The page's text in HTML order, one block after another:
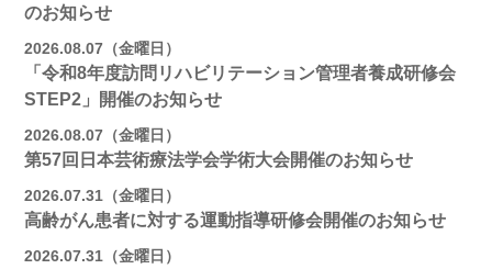
のお知らせ
2026.08.07（金曜日）
「令和8年度訪問リハビリテーション管理者養成研修会
STEP2」開催のお知らせ
2026.08.07（金曜日）
第57回日本芸術療法学会学術大会開催のお知らせ
2026.07.31（金曜日）
高齢がん患者に対する運動指導研修会開催のお知らせ
2026.07.31（金曜日）